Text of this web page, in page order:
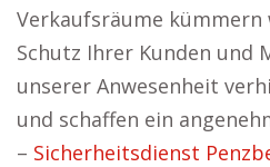
Verkaufsräume kümmern
Schutz Ihrer Kunden und
unserer Anwesenheit
und schaffen ein
– Sicherheitsdienst